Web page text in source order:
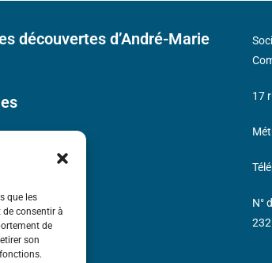
que les
consentir à
de
son
découvertes d’André-Marie
17
N°
232